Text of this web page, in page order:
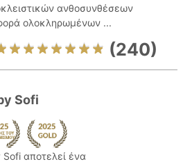
ανθοσυνθέσεων
ολοκληρωμένων ...
(240)
Sofi
αποτελεί ένα